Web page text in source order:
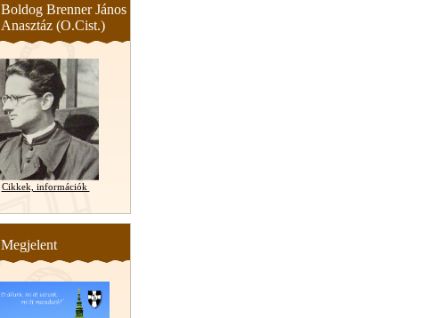
Boldog Brenner János
Anasztáz (O.Cist.)
Cikkek, információk
Megjelent